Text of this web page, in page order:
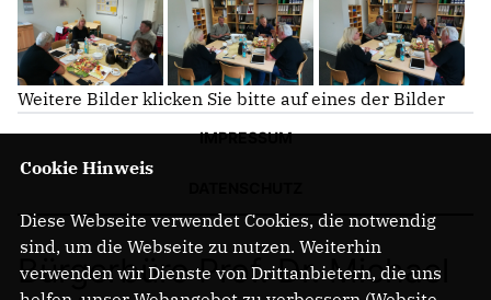
Weitere Bilder klicken Sie bitte auf eines der Bilder
IMPRESSUM
Bürgerbüro Prof. Dr. Michael
Cookie Hinweis
Diese Webseite verwendet Cookies, die notwendig
sind, um die Webseite zu nutzen. Weiterhin
verwenden wir Dienste von Drittanbietern, die uns